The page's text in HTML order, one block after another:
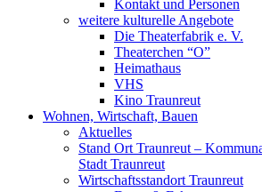
Kontakt und Personen
weitere kulturelle Angebote
Die Theaterfabrik e. V.
Theaterchen “O”
Heimathaus
VHS
Kino Traunreut
Wohnen, Wirtschaft, Bauen
Aktuelles
Stand Ort Traunreut –
Stadt Traunreut
Wirtschaftsstandort Traunreut